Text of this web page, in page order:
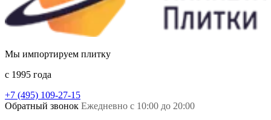
Мы импортируем плитку
c 1995 года
+7 (495) 109-27-15
Обратный звонок Ежедневно с 10:00 до 20:00